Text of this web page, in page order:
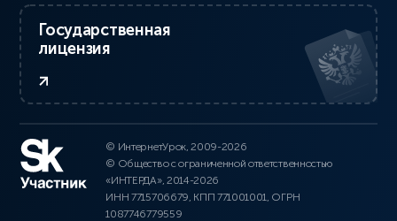
Государственная
лицензия
© ИнтернетУрок, 2009-2026
© Общество с ограниченной ответственностью
«ИНТЕРДА», 2014-2026
ИНН 7715706679, КПП 771001001, ОГРН
1087746779559